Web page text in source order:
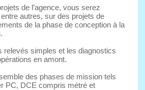
de l’agence, vous serez
autres, sur des projets de
de la phase de conception à la
relevés simples et les diagnostics
en amont.
des phases de mission tels
PC, DCE compris métré et